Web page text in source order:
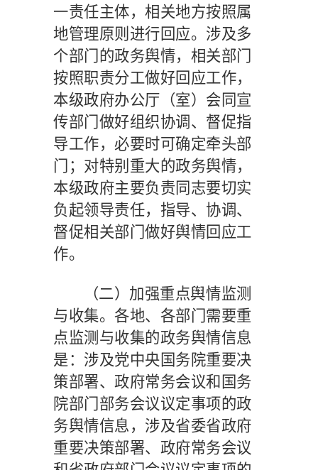
一责任主体，相关地方按照属
地管理原则进行回应。涉及多
个部门的政务舆情，相关部门
按照职责分工做好回应工作，
本级政府办公厅（室）会同宣
传部门做好组织协调、督促指
导工作，必要时可确定牵头部
门；对特别重大的政务舆情，
本级政府主要负责同志要切实
负起领导责任，指导、协调、
督促相关部门做好舆情回应工
作。
（二）加强重点舆情监测
与收集。各地、各部门需要重
点监测与收集的政务舆情信息
是：涉及党中央国务院重要决
策部署、政府常务会议和国务
院部门部务会议议定事项的政
务舆情信息，涉及省委省政府
重要决策部署、政府常务会议